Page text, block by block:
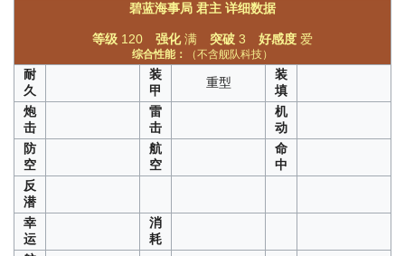
碧蓝海事局 君主 详细数据
等级 120 强化满 突破 3 好感度 爱
综合性能： （不含舰队科技）
耐
久
装
甲
重型
装
填
炮
击
雷
击
机
动
防
空
航
空
命
中
反
潜
幸
运
消
耗